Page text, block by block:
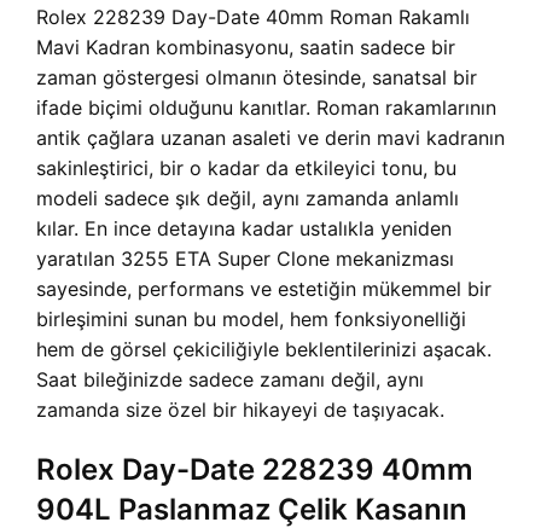
Rolex 228239 Day-Date 40mm Roman Rakamlı
Mavi Kadran kombinasyonu, saatin sadece bir
zaman göstergesi olmanın ötesinde, sanatsal bir
ifade biçimi olduğunu kanıtlar. Roman rakamlarının
antik çağlara uzanan asaleti ve derin mavi kadranın
sakinleştirici, bir o kadar da etkileyici tonu, bu
modeli sadece şık değil, aynı zamanda anlamlı
kılar. En ince detayına kadar ustalıkla yeniden
yaratılan 3255 ETA Super Clone mekanizması
sayesinde, performans ve estetiğin mükemmel bir
birleşimini sunan bu model, hem fonksiyonelliği
hem de görsel çekiciliğiyle beklentilerinizi aşacak.
Saat bileğinizde sadece zamanı değil, aynı
zamanda size özel bir hikayeyi de taşıyacak.
Rolex Day-Date 228239 40mm
904L Paslanmaz Çelik Kasanın